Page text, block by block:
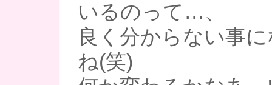
いるのって…、
良く分からない事
ね(笑)